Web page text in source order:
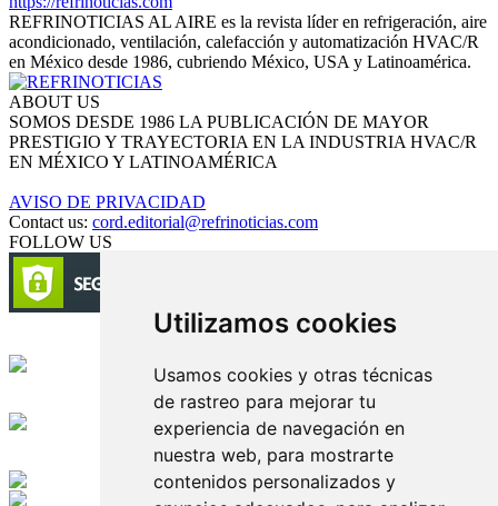
Utilizamos cookies
Usamos cookies y otras técnicas
de rastreo para mejorar tu
experiencia de navegación en
nuestra web, para mostrarte
contenidos personalizados y
REFRINOTICIAS AL AIRE es la revista líder en refrigeración, aire
acondicionado, ventilación, calefacción y automatización HVAC/R
en México desde 1986, cubriendo México, USA y Latinoamérica.
ABOUT US
SOMOS DESDE 1986 LA PUBLICACIÓN DE MAYOR
PRESTIGIO Y TRAYECTORIA EN LA INDUSTRIA HVAC/R
EN MÉXICO Y LATINOAMÉRICA
AVISO DE PRIVACIDAD
Contact us: cord.editorial@refrinoticias.com
FOLLOW US
Edición digital con tecnología